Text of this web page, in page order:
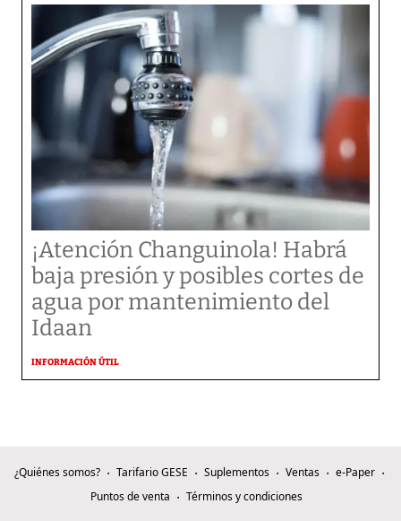
¡Atención Changuinola! Habrá
baja presión y posibles cortes de
agua por mantenimiento del
Idaan
INFORMACIÓN ÚTIL
¿Quiénes somos? Tarifario GESE Suplementos Ventas
e-Paper
Puntos de venta
Términos y condiciones